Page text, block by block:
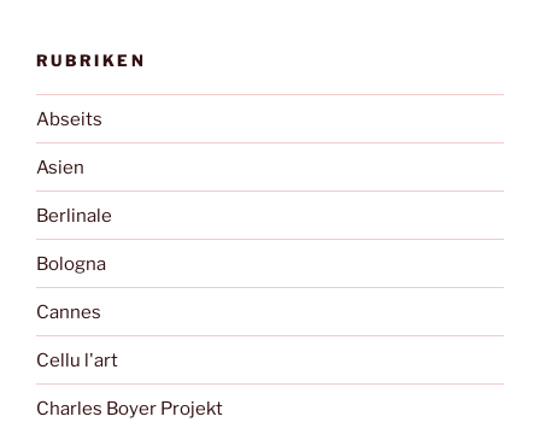
RUBRIKEN
Abseits
Asien
Berlinale
Bologna
Cannes
Cellu l'art
Charles Boyer Projekt